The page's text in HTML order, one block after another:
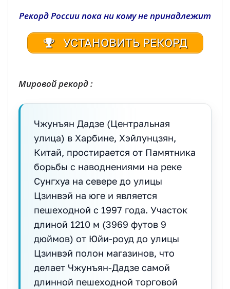
Рекорд России пока ни кому не принадлежит
УСТАНОВИТЬ РЕКОРД
Мировой рекорд :
Чжунъян Дадзе (Центральная
улица) в Харбине, Хэйлунцзян,
Китай, простирается от Памятника
борьбы с наводнениями на реке
Сунгхуа на севере до улицы
Цзинвэй на юге и является
пешеходной с 1997 года. Участок
длиной 1210 м (3969 футов 9
дюймов) от Юйи-роуд до улицы
Цзинвэй полон магазинов, что
делает Чжунъян-Дадзе самой
длинной пешеходной торговой